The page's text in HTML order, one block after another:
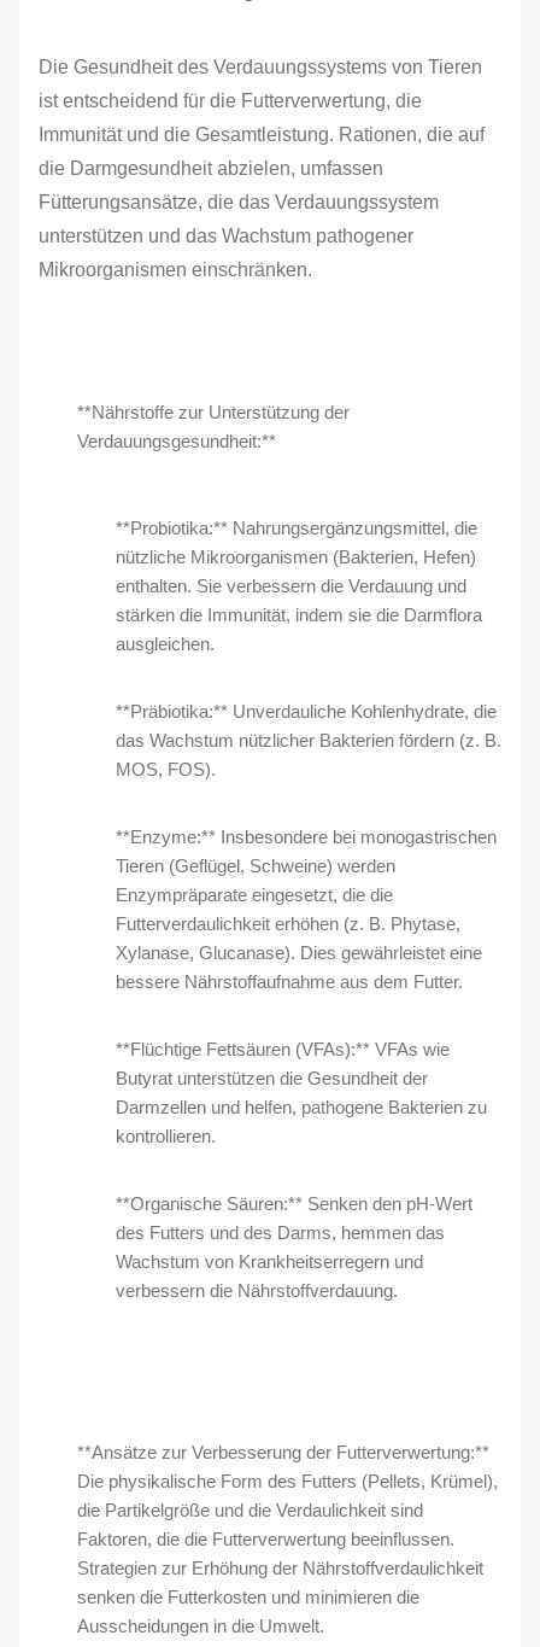
Die Gesundheit des Verdauungssystems von Tieren
ist entscheidend für die Futterverwertung, die
Immunität und die Gesamtleistung. Rationen, die auf
die Darmgesundheit abzielen, umfassen
Fütterungsansätze, die das Verdauungssystem
unterstützen und das Wachstum pathogener
Mikroorganismen einschränken.
**Nährstoffe zur Unterstützung der
Verdauungsgesundheit:**
**Probiotika:** Nahrungsergänzungsmittel, die
nützliche Mikroorganismen (Bakterien, Hefen)
enthalten. Sie verbessern die Verdauung und
stärken die Immunität, indem sie die Darmflora
ausgleichen.
**Präbiotika:** Unverdauliche Kohlenhydrate, die
das Wachstum nützlicher Bakterien fördern (z. B.
MOS, FOS).
**Enzyme:** Insbesondere bei monogastrischen
Tieren (Geflügel, Schweine) werden
Enzympräparate eingesetzt, die die
Futterverdaulichkeit erhöhen (z. B. Phytase,
Xylanase, Glucanase). Dies gewährleistet eine
bessere Nährstoffaufnahme aus dem Futter.
**Flüchtige Fettsäuren (VFAs):** VFAs wie
Butyrat unterstützen die Gesundheit der
Darmzellen und helfen, pathogene Bakterien zu
kontrollieren.
**Organische Säuren:** Senken den pH-Wert
des Futters und des Darms, hemmen das
Wachstum von Krankheitserregern und
verbessern die Nährstoffverdauung.
**Ansätze zur Verbesserung der Futterverwertung:**
Die physikalische Form des Futters (Pellets, Krümel),
die Partikelgröße und die Verdaulichkeit sind
Faktoren, die die Futterverwertung beeinflussen.
Strategien zur Erhöhung der Nährstoffverdaulichkeit
senken die Futterkosten und minimieren die
Ausscheidungen in die Umwelt.